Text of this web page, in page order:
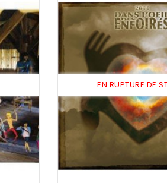
EN RUPTURE DE